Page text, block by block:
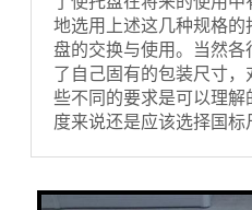
地选用上述这几种规格
盘的交换与使用。当然
了自己固有的包装尺寸
些不同的要求是可以理解
度来说还是应该选择国标